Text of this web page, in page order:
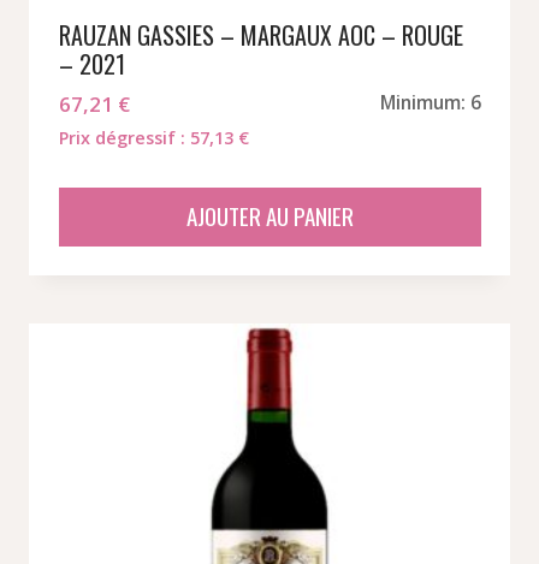
RAUZAN GASSIES – MARGAUX AOC – ROUGE
– 2021
67,21 € Minimum: 6
Prix dégressif : 57,13 €
AJOUTER AU PANIER